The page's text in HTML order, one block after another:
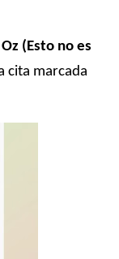
Oz (Esto no es
cita marcada